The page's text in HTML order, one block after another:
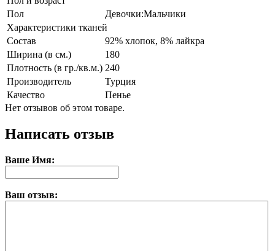
Пол
Девочки:Мальчики
Характеристики тканей
Состав
92% хлопок, 8% лайкра
Ширина (в см.)
180
Плотность (в гр./кв.м.) 240
Производитель
Турция
Качество
Пенье
Нет отзывов об этом товаре.
Написать отзыв
Ваше Имя:
Ваш отзыв: